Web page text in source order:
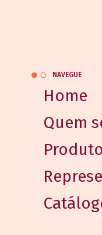
NAVEGUE
Home
Quem